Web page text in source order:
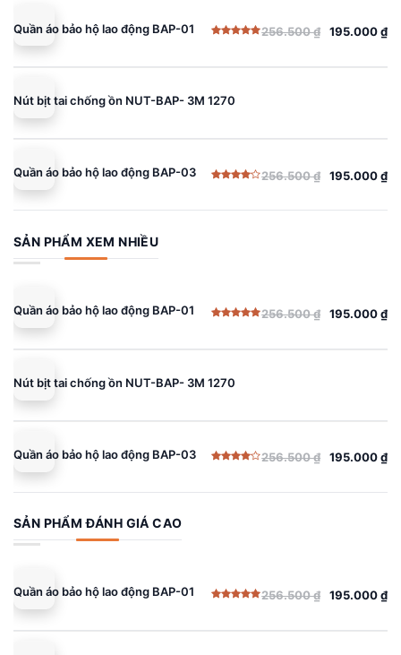
Quần áo bảo hộ lao động BAP-01
5 sao
256.500₫
Giá
gốc
là:
195.000₫
Giá
hiện
tại
195.000 ₫.
Nút bịt tai chống ồn NUT-BAP- 3M 1270
Quần áo bảo hộ lao động BAP-03
hạng
256.500₫
Giá
là:
256.500 ₫.
195.000₫
Giá
tại
là:
195.000 ₫.
SẢN PHẨM XEM NHIỀU
Quần áo bảo hộ lao động BAP-01
5 sao
256.500₫
Giá
là:
195.000₫
Giá
tại
195.000 ₫.
Nút bịt tai chống ồn NUT-BAP- 3M 1270
Quần áo bảo hộ lao động BAP-03
hạng
256.500₫
Giá
gốc
là:
256.500 ₫.
195.000₫
Giá
hiện
tại
là:
195.000 ₫.
SẢN PHẨM ĐÁNH GIÁ CAO
Quần áo bảo hộ lao động BAP-01
5 sao
256.500₫
Giá
gốc
là:
195.000₫
Giá
hiện
tại